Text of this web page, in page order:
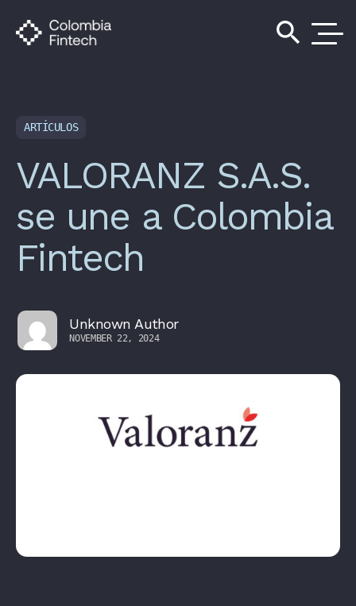
search
ARTÍCULOS
VALORANZ S.A.S.
se une a Colombia
Fintech
Unknown Author
NOVEMBER 22, 2024